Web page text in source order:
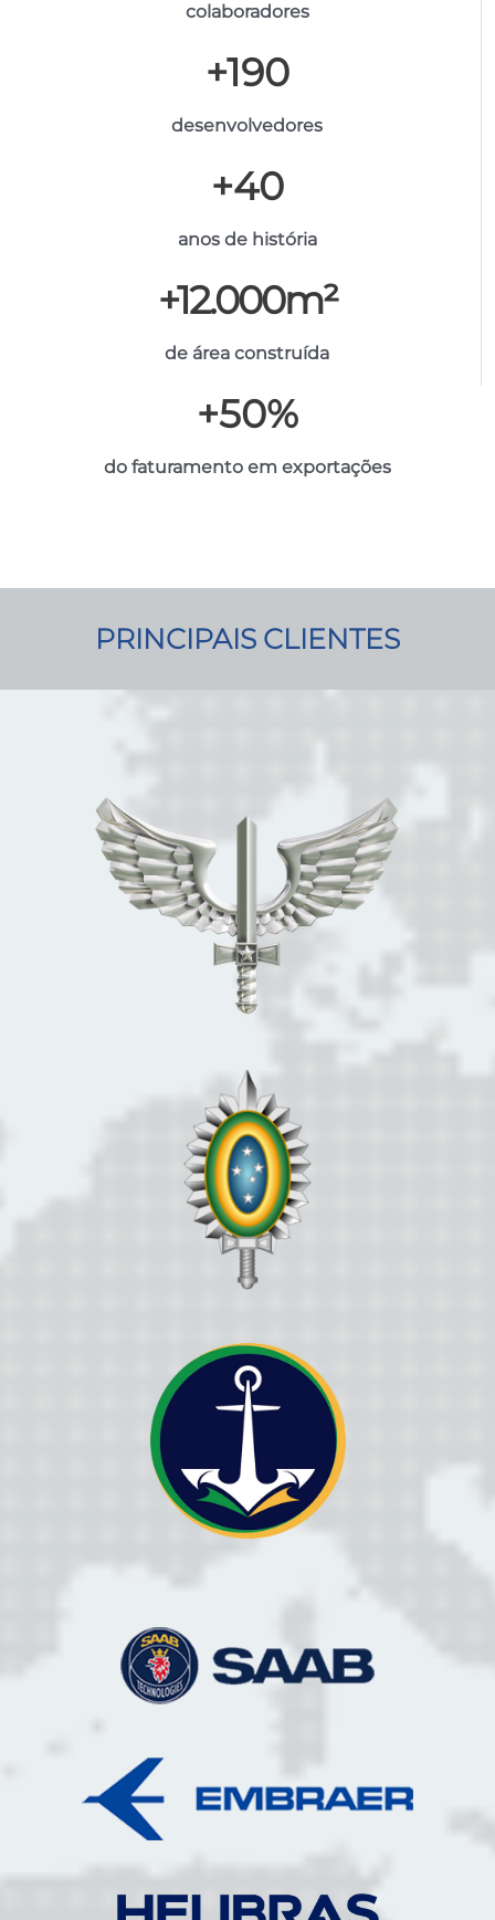
colaboradores
+190
desenvolvedores
+40
anos de história
+12.000m²
de área construída
+50%
do faturamento em exportações
PRINCIPAIS CLIENTES